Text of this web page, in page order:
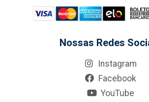
Nossas Redes
Instagram
Facebook
YouTube